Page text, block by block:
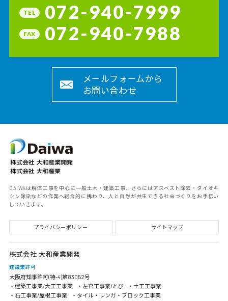
TEL 072-940-7999
FAX 072-940-7988
メールフォームから
お問い合わせ
DAIWAは解体工事を中心に一般土木・建築工事、さらにはアスベスト除去・ダイオキ
シン除染などの作業へ総合的に携わり、人と自然が共生できる社会づくりをお手伝い
していきます。
プライバシーポリシー サイトマップ
株式会社 大和産業開発
建設業許可
大阪府知事許可(特-4)第83052号
・建築工事業/大工工事業
・左官工事業/とび
・土工工事業
・石工事業/屋根工事業
・タイル・レンガ・ブロック工事業